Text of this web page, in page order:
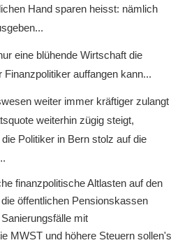
Hand sparen heisst: nämlich
eine blühende Wirtschaft die
auffangen kann...
weiter immer kräftiger zulangt
weiterhin zügig steigt,
Politiker in Bern stolz auf die
finanzpolitische Altlasten auf den
öffentlichen Pensionskassen
mit
MWST und höhere Steuern sollen's